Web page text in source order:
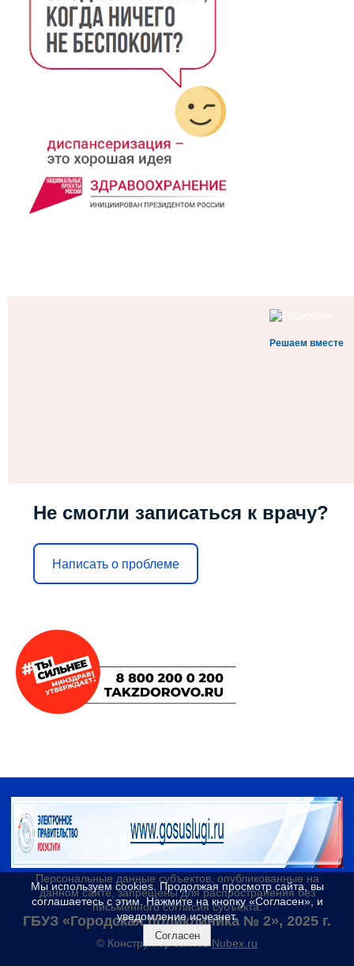
Решаем вместе
Не смогли записаться к врачу?
Написать о проблеме
Персональные данные cубъектов, опубликованные на
данном сайте, запрещены для распространения без
письменного согласия субъекта.
ГБУЗ «Городская поликлиника № 2», 2025 г.
© Конструктор сайтовNubex.ru
Мы используем cookies. Продолжая просмотр сайта, вы
соглашаетесь с этим. Нажмите на кнопку «Согласен», и
уведомление исчезнет.
Согласен